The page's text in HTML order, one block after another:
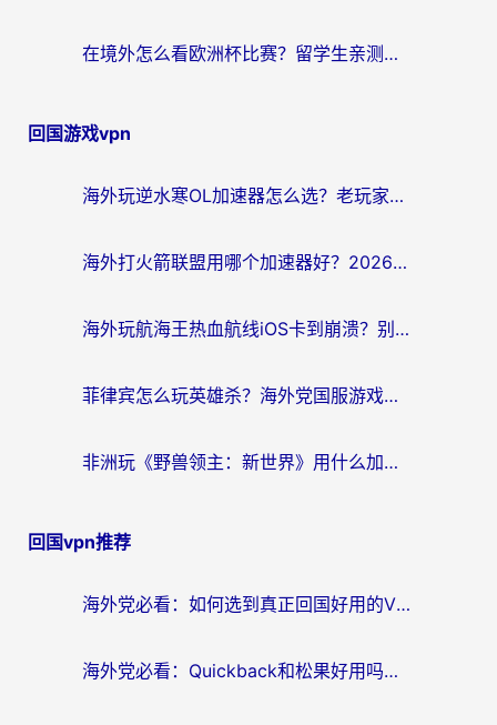
在境外怎么看欧洲杯比赛？留学生亲测：用对回国加速器就能解决
回国游戏vpn
海外玩逆水寒OL加速器怎么选？老玩家亲测的避坑指南
海外打火箭联盟用哪个加速器好？2026实测指南帮你告别延迟卡顿
海外玩航海王热血航线iOS卡到崩溃？别慌，这篇指南解决你的国服游戏加速难题
菲律宾怎么玩英雄杀？海外党国服游戏畅玩指南（附延迟解决秘籍）
非洲玩《野兽领主：新世界》用什么加速器好？留学生亲测有效的解决方案
回国vpn推荐
海外党必看：如何选到真正回国好用的VPN？实测+避坑指南
海外党必看：Quickback和松果好用吗？3步教你选对回国加速器无缝刷国内资源